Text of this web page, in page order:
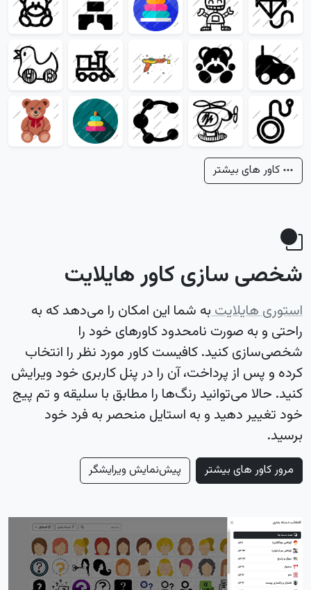
کاور های بیشتر
شخصی سازی کاور هایلایت
استوری هایلایتبه شما این امکان را می‌دهد که به
راحتی و به صورت نامحدود کاورهای خود را
شخصی‌سازی کنید. کافیست کاور مورد نظر را انتخاب
کرده و پس از پرداخت، آن را در پنل کاربری خود ویرایش
کنید. حالا می‌توانید رنگ‌ها را مطابق با سلیقه و تم پیج
خود تغییر دهید و به استایل منحصر به فرد خود
برسید.
مرور کاور های بیشتر پیش‌نمایش ویرایشگر